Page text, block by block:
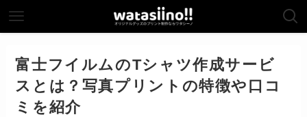
富士フイルムのTシャツ作成サービ
スとは？写真プリントの特徴や口コ
ミを紹介